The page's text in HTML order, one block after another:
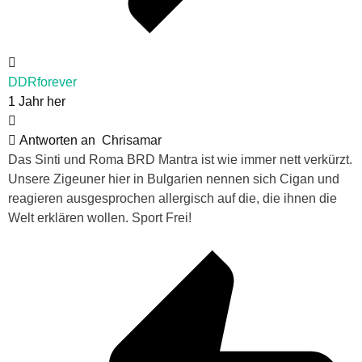
DDRforever
1 Jahr her
Antworten an Chrisamar
Das Sinti und Roma BRD Mantra ist wie immer nett verkürzt.
Unsere Zigeuner hier in Bulgarien nennen sich Cigan und
reagieren ausgesprochen allergisch auf die, die ihnen die
Welt erklären wollen. Sport Frei!